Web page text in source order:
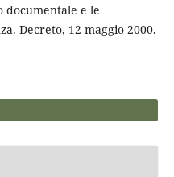
documentale e le
Decreto, 12 maggio 2000.